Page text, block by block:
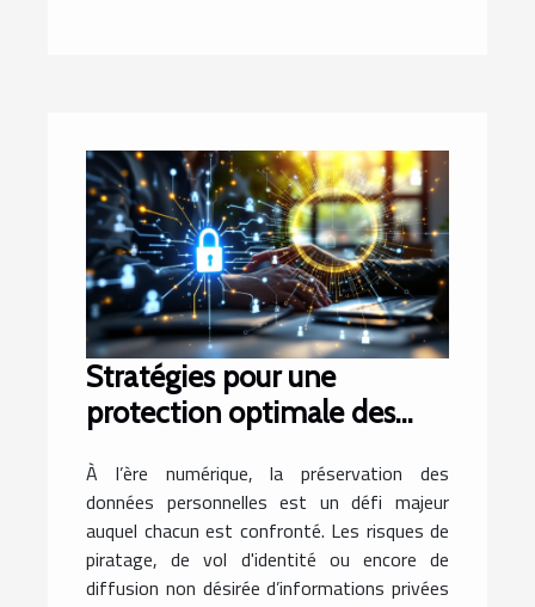
Stratégies pour une
protection optimale des
ligne
À l’ère numérique, la préservation des
données personnelles est un défi majeur
auquel chacun est confronté. Les risques de
piratage, de vol d'identité ou encore de
diffusion non désirée d’informations privées